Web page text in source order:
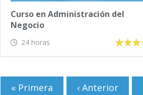
Curso en Administración del
Negocio
24 horas
Páginas
« Primera ‹ Anterior